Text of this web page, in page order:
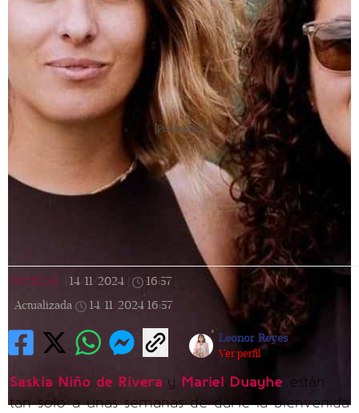
[Publicidad]
NOTICIAS 14/11/2024 16:57
Actualizada
14/11/2024 16:57
Leonor Reyes
Ver perfil
Saskia Niño de Rivera y Mariel Duayhe están
tan solo a unas semanas de darle la bienvenida